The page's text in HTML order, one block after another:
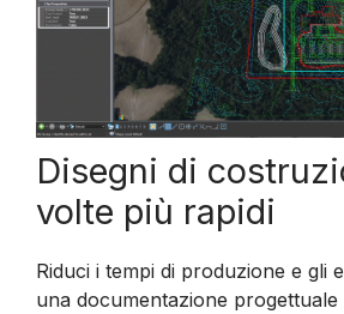
Disegni di
volte più rapidi
Riduci i tempi di produzione e gli
una documentazione